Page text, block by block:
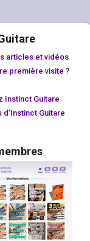
articles et vidéos
première visite ?
Instinct Guitare
Guitare